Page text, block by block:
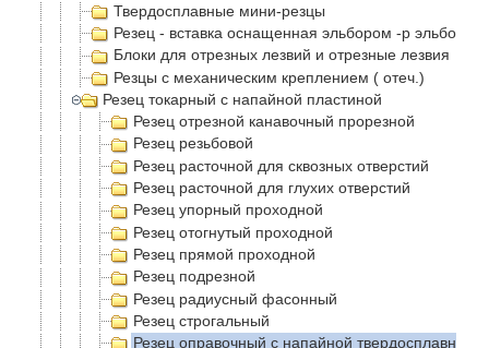
Твердосплавные мини-резцы
Резец - вставка оснащенная эльбором -р эльбор
Блоки для отрезных лезвий и отрезные лезвия
Резцы с механическим креплением ( отеч.)
Резец токарный с напайной пластиной
Резец отрезной канавочный прорезной
Резец резьбовой
Резец расточной для сквозных отверстий
Резец расточной для глухих отверстий
Резец упорный проходной
Резец отогнутый проходной
Резец прямой проходной
Резец подрезной
Резец радиусный фасонный
Резец строгальный
Резец оправочный с напайной твердосплавной